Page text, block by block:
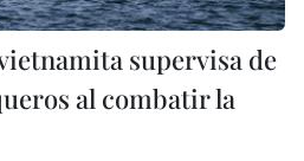
supervisa de
al combatir la